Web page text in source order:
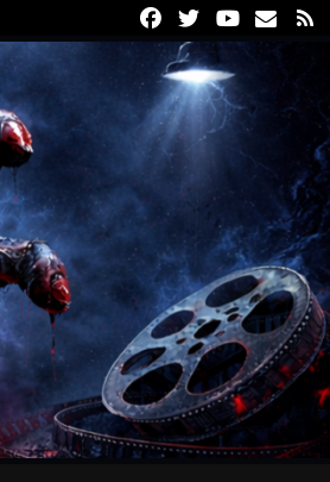
FacebookTwitterYoutube
Email